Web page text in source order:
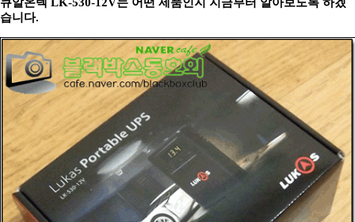
습니다.